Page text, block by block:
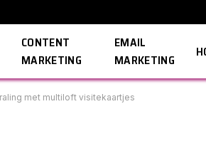
CONTENT
MARKETING
EMAIL
MARKETING
met multiloft visitekaartjes